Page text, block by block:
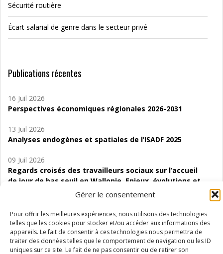
Gérer le consentement
Pour offrir les meilleures expériences, nous utilisons des technologies
telles que les cookies pour stocker et/ou accéder aux informations des
appareils. Le fait de consentir à ces technologies nous permettra de
traiter des données telles que le comportement de navigation ou les ID
uniques sur ce site. Le fait de ne pas consentir ou de retirer son
Sécurité routière
Écart salarial de genre dans le secteur privé
Publications récentes
16 Juil 2026
Perspectives économiques régionales 2026-2031
13 Juil 2026
Analyses endogènes et spatiales de l’ISADF 2025
09 Juil 2026
Regards croisés des travailleurs sociaux sur l’accueil
de jour de bas seuil en Wallonie. Enjeux, évolutions et
06 Juil 2026
Étude d’évaluabilité des Structures
d’accompagnement à l’autocréation d’emploi (SAACE)